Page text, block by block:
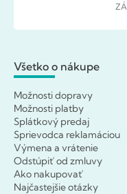
Všetko o nákupe
Možnosti dopravy
Možnosti platby
Splátkový predaj
Sprievodca reklamáciou
Výmena a vrátenie
Odstúpiť od zmluvy
Ako nakupovať
Najčastejšie otázky